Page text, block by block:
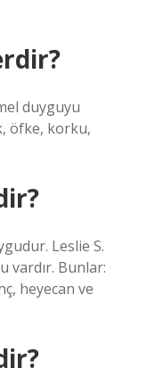
duyguyu
öfke, korku,
Leslie S.
vardır. Bunlar:
heyecan ve